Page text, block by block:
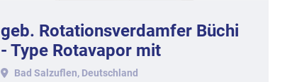
geb. Rotationsverdamfer Büchi
- Type Rotavapor mit
Wasserbad 810.
Bad Salzuflen, Deutschland